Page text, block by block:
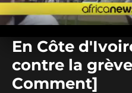
seconds
secondsVolume
En Côte
contre la
Comment]